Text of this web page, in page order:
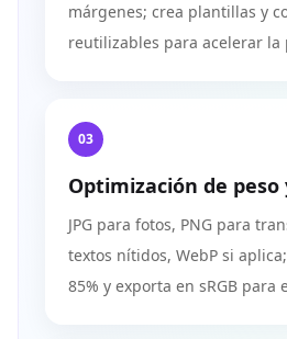
márgenes; crea plantillas y
reutilizables para acelerar la
03
Optimización de
JPG para fotos, PNG para
textos nítidos, WebP si
85% y exporta en sRGB para